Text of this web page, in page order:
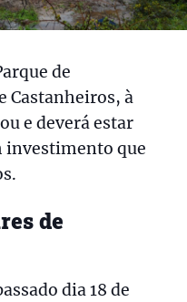
de
Castanheiros, à
e deverá estar
investimento que
de
dia 18 de